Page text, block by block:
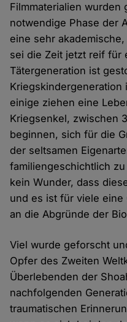
Filmmaterialien wurden
notwendige Phase der
eine sehr
sei die Zeit jetzt reif für
Tätergeneration ist
Kriegskindergeneration
einige ziehen eine
Kriegsenkel, zwischen
beginnen, sich für die
der seltsamen
familiengeschichtlich
kein Wunder, dass
und es ist für viele eine
an die Abgründe der
Viel wurde geforscht
Opfer des Zweiten
Überlebenden der
nachfolgenden
traumatischen